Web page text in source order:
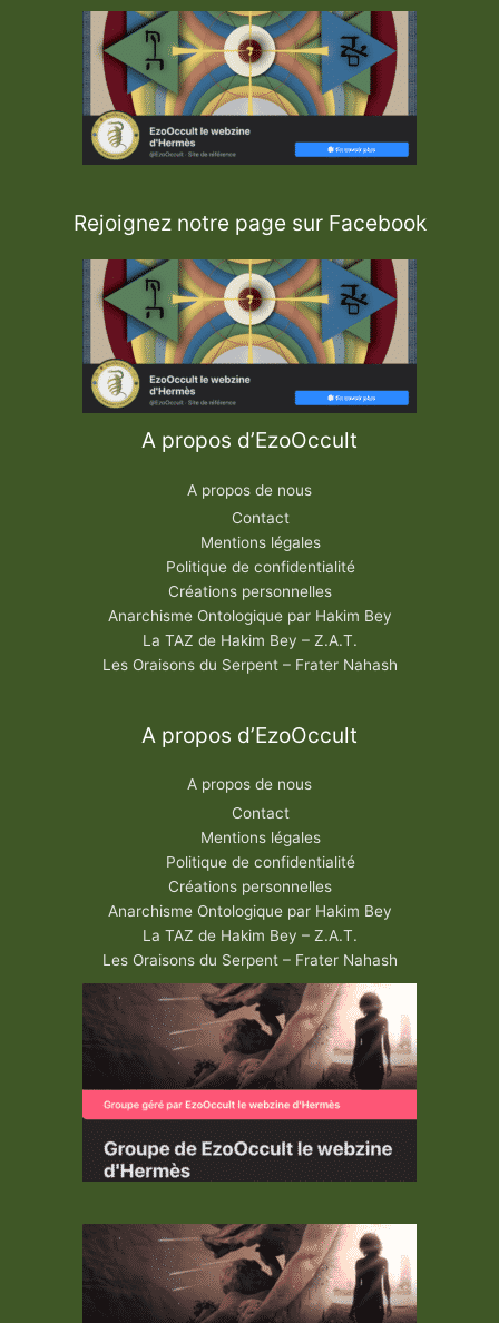
Rejoignez notre page sur Facebook
A propos d’EzoOccult
A propos de nous
Contact
Mentions légales
Politique de confidentialité
Créations personnelles
Anarchisme Ontologique par Hakim Bey
La TAZ de Hakim Bey – Z.A.T.
Les Oraisons du Serpent – Frater Nahash
A propos d’EzoOccult
A propos de nous
Contact
Mentions légales
Politique de confidentialité
Créations personnelles
Anarchisme Ontologique par Hakim Bey
La TAZ de Hakim Bey – Z.A.T.
Les Oraisons du Serpent – Frater Nahash